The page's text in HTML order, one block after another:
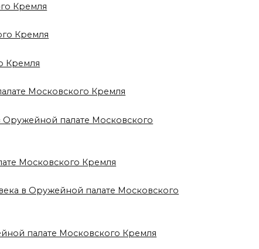
Кремля
Кремля
Кремля
Московского Кремля
Оружейной палате Московского
Московского Кремля
в Оружейной палате Московского
палате Московского Кремля